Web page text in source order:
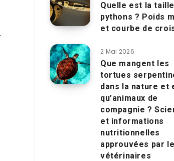
Quelle est la
pythons ? Poids
et courbe de
2 Mai 2026
Que mangent les
tortues
dans la nature et
qu’animaux de
compagnie ?
et informations
nutritionnelles
approuvées par
vétérinaires